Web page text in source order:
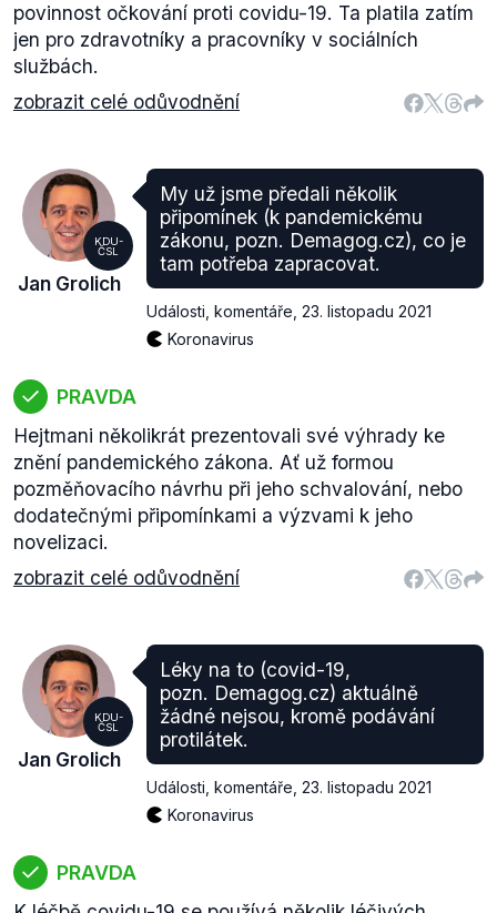
povinnost očkování proti covidu-19. Ta platila zatím
jen pro zdravotníky a pracovníky v sociálních
službách.
zobrazit celé odůvodnění
KDU-
ČSL
Jan Grolich
My už jsme předali několik
připomínek (k pandemickému
zákonu, pozn. Demagog.cz), co je
tam potřeba zapracovat.
Události, komentáře 23. listopadu 2021
Koronavirus
PRAVDA
Hejtmani několikrát prezentovali své výhrady ke
znění pandemického zákona. Ať už formou
pozměňovacího návrhu při jeho schvalování, nebo
dodatečnými připomínkami a výzvami k jeho
novelizaci.
zobrazit celé odůvodnění
KDU-
ČSL
Jan Grolich
Léky na to (covid-19,
pozn. Demagog.cz) aktuálně
žádné nejsou, kromě podávání
protilátek.
Události, komentáře 23. listopadu 2021
Koronavirus
PRAVDA